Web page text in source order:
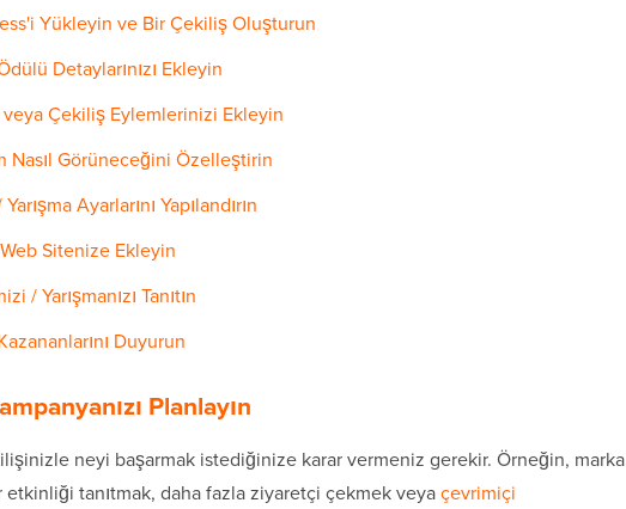
Yükleyin ve Bir Çekiliş Oluşturun
Detaylarınızı Ekleyin
veya Çekiliş Eylemlerinizi Ekleyin
Nasıl Görüneceğini Özelleştirin
Ayarlarını Yapılandırın
Sitenize Ekleyin
/ Yarışmanızı Tanıtın
Duyurun
Planlayın
neyi başarmak istediğinize karar vermeniz gerekir. Örneğin, marka
tanıtmak, daha fazla ziyaretçi çekmek veyaçevrimiçi